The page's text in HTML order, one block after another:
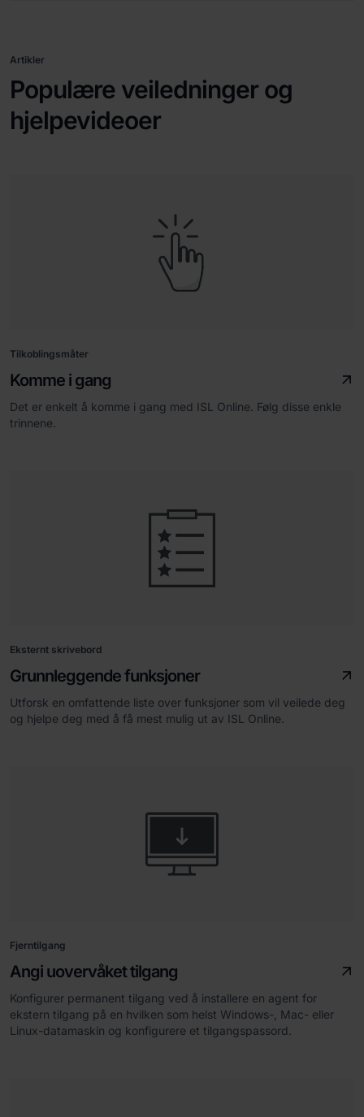
Artikler
Populære veiledninger og
hjelpevideoer
Tilkoblingsmåter
Komme i gang
Det er enkelt å komme i gang med ISL Online. Følg disse enkle
trinnene.
Eksternt skrivebord
Grunnleggende funksjoner
Utforsk en omfattende liste over funksjoner som vil veilede deg
og hjelpe deg med å få mest mulig ut av ISL Online.
Fjerntilgang
Angi uovervåket tilgang
Konfigurer permanent tilgang ved å installere en agent for
ekstern tilgang på en hvilken som helst Windows-, Mac- eller
Linux-datamaskin og konfigurere et tilgangspassord.